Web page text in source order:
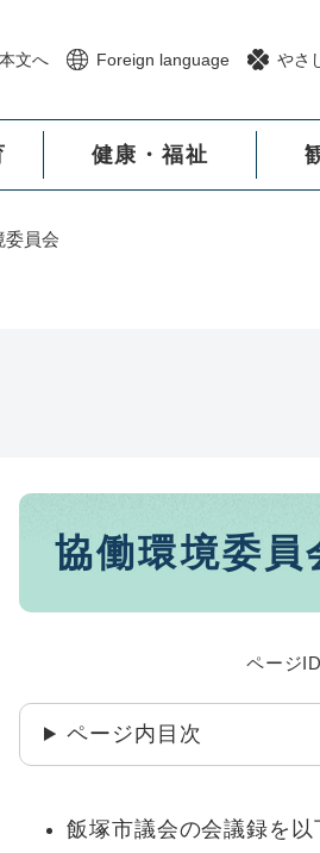
本文へ Foreign language やさ
健康・福祉
委員会
本
協働環境委員
ページ
ページ内目次
飯塚市議会の会議録を